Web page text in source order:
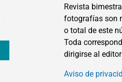
Revista
fotografías son
o total de este
Toda
dirigirse al
Aviso de